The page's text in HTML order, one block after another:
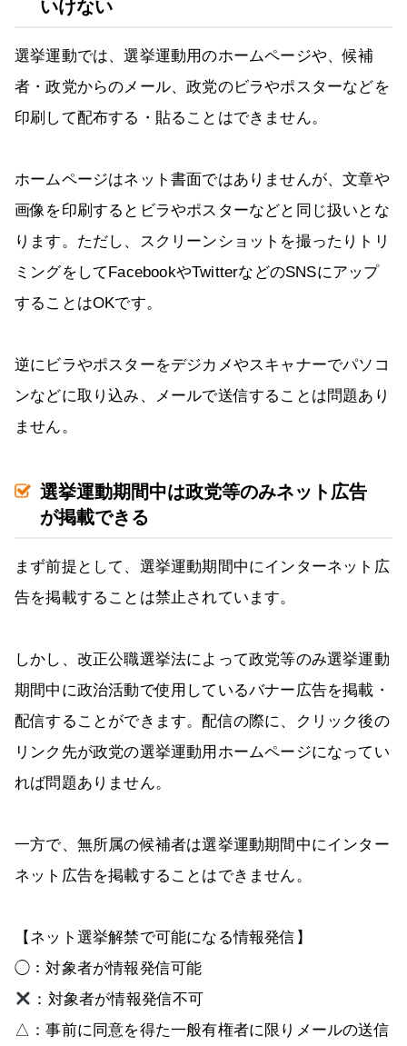
いけない
選挙運動では、選挙運動用のホームページや、候補
者・政党からのメール、政党のビラやポスターなどを
印刷して配布する・貼ることはできません。
ホームページはネット書面ではありませんが、文章や
画像を印刷するとビラやポスターなどと同じ扱いとな
ります。ただし、スクリーンショットを撮ったりトリ
ミングをしてFacebookやTwitterなどのSNSにアップ
することはOKです。
逆にビラやポスターをデジカメやスキャナーでパソコ
ンなどに取り込み、メールで送信することは問題あり
ません。
選挙運動期間中は政党等のみネット広告
が掲載できる
まず前提として、選挙運動期間中にインターネット広
告を掲載することは禁止されています。
しかし、改正公職選挙法によって政党等のみ選挙運動
期間中に政治活動で使用しているバナー広告を掲載・
配信することができます。配信の際に、クリック後の
リンク先が政党の選挙運動用ホームページになってい
れば問題ありません。
一方で、無所属の候補者は選挙運動期間中にインター
ネット広告を掲載することはできません。
【ネット選挙解禁で可能になる情報発信】
◯：対象者が情報発信可能
：対象者が情報発信不可
△：事前に同意を得た一般有権者に限りメールの送信